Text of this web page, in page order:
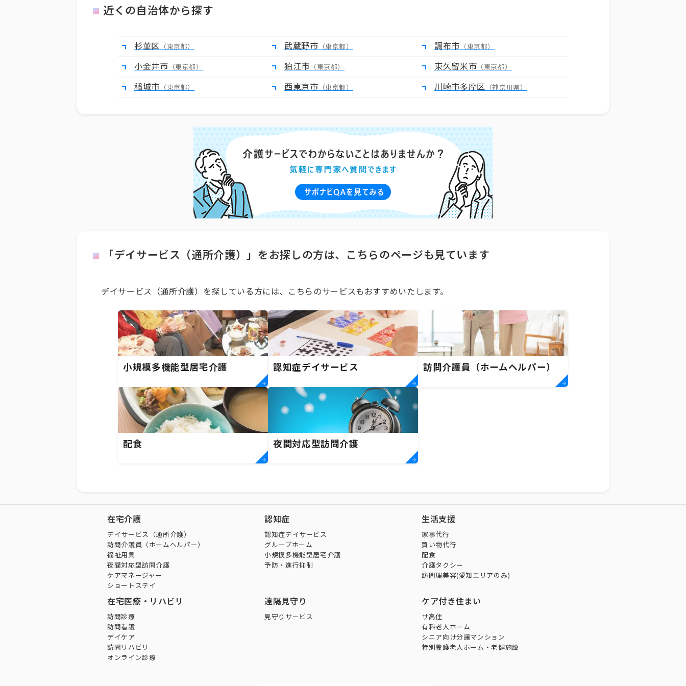
近くの自治体から探す
杉並区 （東京都） 武蔵野市 （東京都） 調布市 （東京都）
小金井市 （東京都） 狛江市 （東京都） 東久留米市 （東京都）
稲城市 （東京都） 西東京市 （東京都） 川崎市多摩区 （神奈川県）
「デイサービス（通所介護）」をお探しの方は、こちらのページも見ています
デイサービス（通所介護）を探している方には、こちらのサービスもおすすめいたします。
小規模多機能型居宅介護 認知症デイサービス 訪問介護員（ホームヘルパー）
配食 夜間対応型訪問介護
在宅介護
デイサービス（通所介護）
訪問介護員（ホームヘルパー）
福祉用具
夜間対応型訪問介護
ケアマネージャー
ショートステイ
認知症
認知症デイサービス
グループホーム
小規模多機能型居宅介護
予防・進行抑制
生活支援
家事代行
買い物代行
配食
介護タクシー
訪問理美容(愛知エリアのみ)
在宅医療・リハビリ
訪問診療
訪問看護
デイケア
訪問リハビリ
オンライン診療
遠隔見守り
見守りサービス
ケア付き住まい
サ高住
有料老人ホーム
シニア向け分譲マンション
特別養護老人ホーム・老健施設